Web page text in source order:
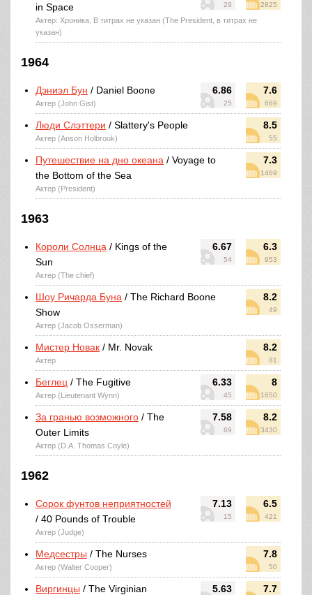
29 2825
in Space
Актер: Хроника, В титрах не указан (The President, в титрах не
указан)
1964
6.86
25
7.6
669
Дэниэл Бун / Daniel Boone
Актер (John Gist)
8.5
55
Люди Слэттери / Slattery's People
Актер (Anson Holbrook)
7.3
1469
Путешествие на дно океана / Voyage to
the Bottom of the Sea
Актер (President)
1963
6.67
54
6.3
953
Короли Солнца / Kings of the
Sun
Актер (The chief)
8.2
49
Шоу Ричарда Буна / The Richard Boone
Show
Актер (Jacob Osserman)
8.2
81
Мистер Новак / Mr. Novak
Актер
6.33
45
8
1650
Беглец / The Fugitive
Актер (Lieutenant Wynn)
7.58
69
8.2
3430
За гранью возможного / The
Outer Limits
Актер (D.A. Thomas Coyle)
1962
7.13
15
6.5
421
Сорок фунтов неприятностей
/ 40 Pounds of Trouble
Актер (Judge)
7.8
50
Медсестры / The Nurses
Актер (Walter Cooper)
5.63 7.7
Виргинцы / The Virginian